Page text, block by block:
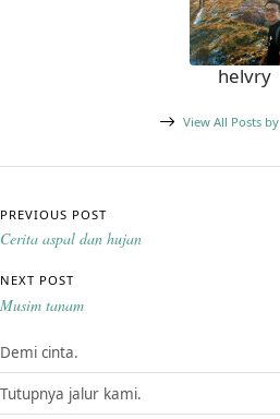
helvry
View All Posts by
Post navigation
PREVIOUS POST
Cerita aspal dan hujan
NEXT POST
Musim tanam
Demi cinta.
Tutupnya jalur kami.